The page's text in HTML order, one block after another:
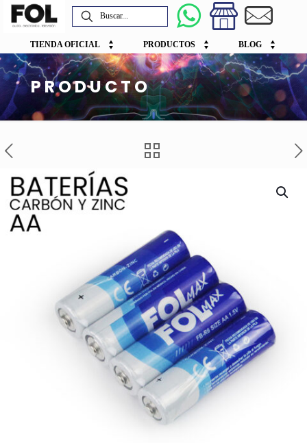
TIENDA OFICIAL PRODUCTOS BLOG
PRODUCTO